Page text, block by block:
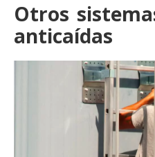
Otros
anticaídas